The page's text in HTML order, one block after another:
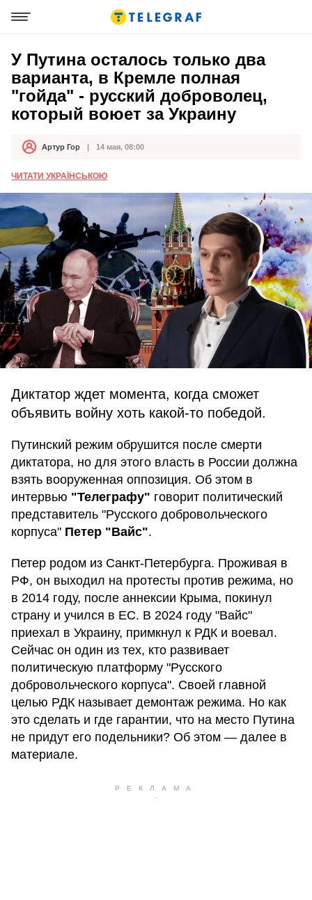
У Путина осталось только два
варианта, в Кремле полная
"гойда" - русский доброволец,
который воюет за Украину
АвторАртур Гор
Дата публикации 14 мая, 08:00
ЧИТАТИ УКРАЇНСЬКОЮ
Диктатор ждет момента, когда сможет
объявить войну хоть какой-то победой.
Путинский режим обрушится после смерти
диктатора, но для этого власть в России должна
взять вооруженная оппозиция. Об этом в
интервью "Телеграфу" говорит политический
представитель "Русского добровольческого
корпуса" Петер "Вайс".
Петер родом из Санкт-Петербурга. Проживая в
РФ, он выходил на протесты против режима, но
в 2014 году, после аннексии Крыма, покинул
страну и учился в ЕС. В 2024 году "Вайс"
приехал в Украину, примкнул к РДК и воевал.
Сейчас он один из тех, кто развивает
политическую платформу "Русского
добровольческого корпуса". Своей главной
целью РДК называет демонтаж режима. Но как
это сделать и где гарантии, что на место Путина
не придут его подельники? Об этом — далее в
материале.